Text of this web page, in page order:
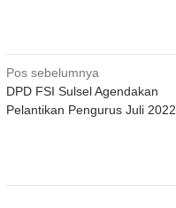
Navigasi
pos
Pos sebelumnya
DPD FSI Sulsel Agendakan
Pelantikan Pengurus Juli 2022